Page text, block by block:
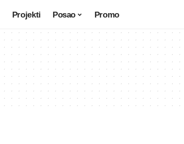
Projekti Posao Promo